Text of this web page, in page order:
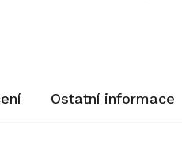
Ostatní informace